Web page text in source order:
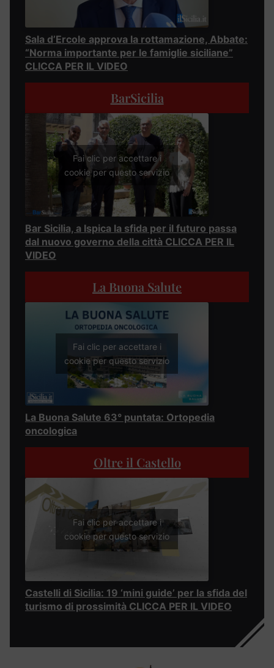
Sala d’Ercole approva la rottamazione, Abbate:
“Norma importante per le famiglie siciliane”
CLICCA PER IL VIDEO
BarSicilia
Fai clic per accettare i
cookie per questo servizio
Bar Sicilia, a Ispica la sfida per il futuro passa
dal nuovo governo della città CLICCA PER IL
VIDEO
La Buona Salute
Fai clic per accettare i
cookie per questo servizio
La Buona Salute 63° puntata: Ortopedia
oncologica
Oltre il Castello
Fai clic per accettare i
cookie per questo servizio
Castelli di Sicilia: 19 ‘mini guide’ per la sfida del
turismo di prossimità CLICCA PER IL VIDEO